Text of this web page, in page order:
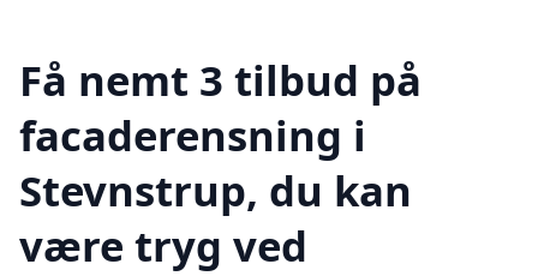
Få nemt 3 tilbud på
facaderensning i
Stevnstrup, du kan
være tryg ved